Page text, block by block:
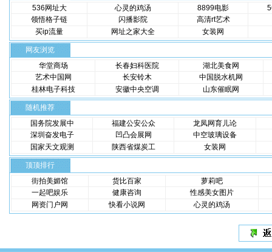
536网址大
心灵的鸡汤 8899电影
领悟格子链
闪播影院
高清rt艺术
买ip流量
网址之家大全 女装网
网友浏览
华堂商场
长春妇科医院
湖北美食网
艺术中国网
长安铃木
中国脱水机网
桂林电子科技
安徽中央空调 山东催眠网
随机推荐
国务院发展中
福建公安公众
龙凤网育儿论
深圳奋发电子
凹凸会展网
中空玻璃设备
国家天文观测
陕西省煤炭工 女装网
顶顶排行
街拍美媚馆
货比百家
萝莉吧
一起吧娱乐
健康咨询
性感美女图片
网资门户网
快看小说网 心灵的鸡汤